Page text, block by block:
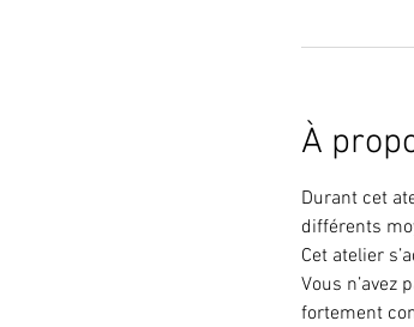
À
Durant cet
différents
Cet atelier
Vous n’avez
fortement